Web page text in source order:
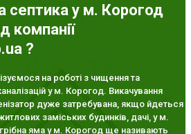
септика у м. Корогод
компанії
?
на роботі з чищення та
у м. Корогод. Викачування
дуже затребувана, якщо йдеться
заміських будинків, дачі, у м.
яма у м. Корогод ще називають